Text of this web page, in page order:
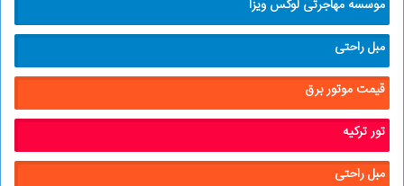
موسسه مهاجرتی لوکس ویزا
مبل راحتی
قیمت موتور برق
تور ترکیه
مبل راحتی